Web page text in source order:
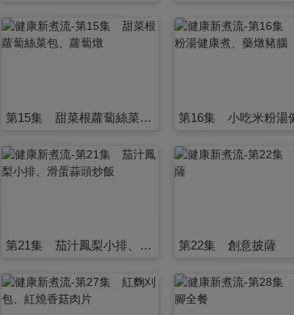
第15集 甜菜根蘿蔔絲菜包、蘿蔔燉
第21集 茄汁鳳梨小排、滑蛋蒜頭炒飯 第22集 創意披薩